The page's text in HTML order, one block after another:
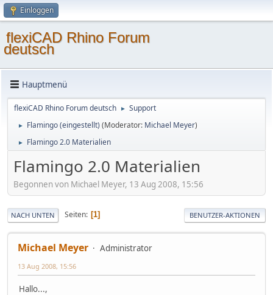
Einloggen
flexiCAD Rhino Forum
deutsch
Hauptmenü
flexiCAD Rhino Forum deutsch ► Support
► Flamingo (eingestellt) (Moderator: Michael Meyer)
► Flamingo 2.0 Materialien
Flamingo 2.0 Materialien
Begonnen von Michael Meyer, 13 Aug 2008, 15:56
NACH UNTEN Seiten 1 BENUTZER-AKTIONEN
Michael Meyer Administrator
13 Aug 2008, 15:56
Hallo...,